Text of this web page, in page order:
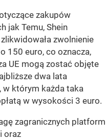
zakupów
jak Temu, Shein
zwolnienie
150 euro, co oznacza,
UE mogą zostać objęte
dwa lata
którym każda taka
w wysokości 3 euro.
zagranicznych platform
oraz